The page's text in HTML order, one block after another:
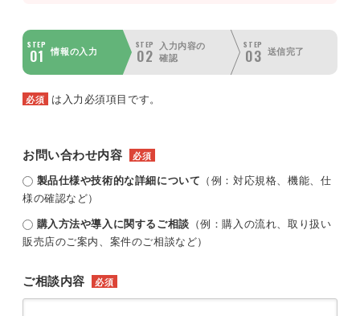
STEP
01 情報の入力
STEP
02
入力内容の
確認
STEP
03 送信完了
必須 は入力必須項目です。
お問い合わせ内容 必須
製品仕様や技術的な詳細について （例：対応規格、機能、仕
様の確認など）
購入方法や導入に関するご相談 （例：購入の流れ、取り扱い
販売店のご案内、案件のご相談など）
ご相談内容 必須